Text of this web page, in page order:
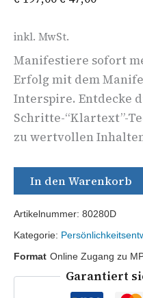
inkl. MwSt.
Manifestiere sofort
Erfolg mit dem
Interspire. Entdecke
Schritte-“Klartext”-
zu wertvollen
In den Warenkorb
Artikelnummer: 80280D
Kategorie:
Format Online Zugang zu
Garantiert